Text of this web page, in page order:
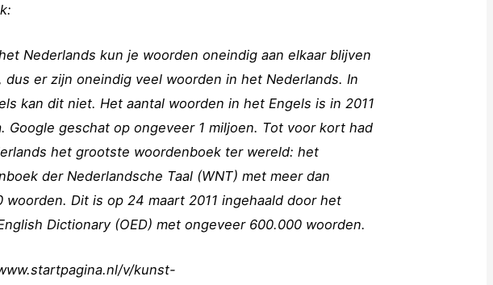
Nederlands kun je woorden oneindig aan elkaar blijven
dus er zijn oneindig veel woorden in het Nederlands. In
kan dit niet. Het aantal woorden in het Engels is in 2011
Google geschat op ongeveer 1 miljoen. Tot voor kort had
het grootste woordenboek ter wereld: het
der Nederlandsche Taal (WNT) met meer dan
woorden. Dit is op 24 maart 2011 ingehaald door het
Dictionary (OED) met ongeveer 600.000 woorden.
v/kunst-